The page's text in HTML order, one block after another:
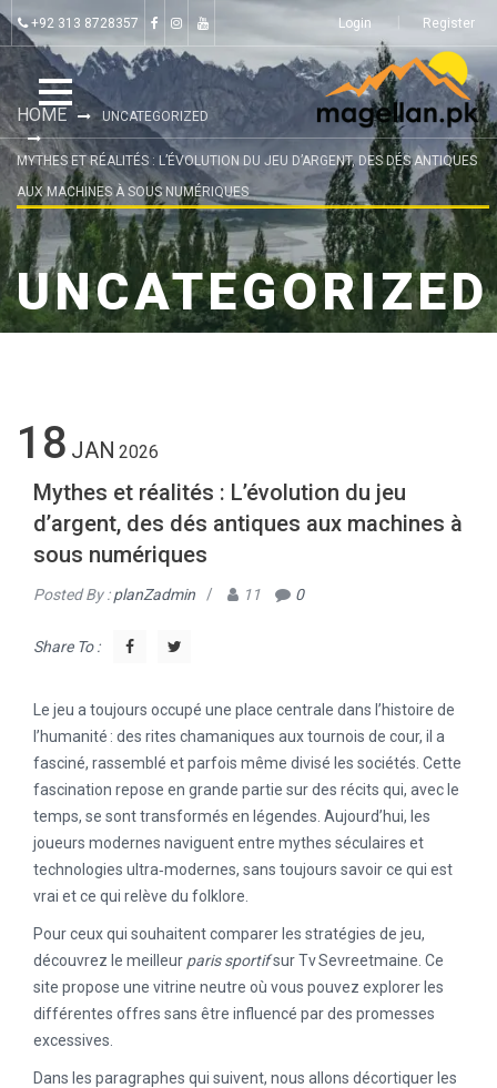
+92 313 8728357 Login Register
HOME UNCATEGORIZED
MYTHES ET RÉALITÉS : L’ÉVOLUTION DU JEU D’ARGENT, DES DÉS ANTIQUES
AUX MACHINES À SOUS NUMÉRIQUES
UNCATEGORIZED
18 JAN 2026
Mythes et réalités : L’évolution du jeu
d’argent, des dés antiques aux machines à
sous numériques
Posted By :planZadmin / 11 0
Share To :
Le jeu a toujours occupé une place centrale dans l’histoire de
l’humanité : des rites chamaniques aux tournois de cour, il a
fasciné, rassemblé et parfois même divisé les sociétés. Cette
fascination repose en grande partie sur des récits qui, avec le
temps, se sont transformés en légendes. Aujourd’hui, les
joueurs modernes naviguent entre mythes séculaires et
technologies ultra‑modernes, sans toujours savoir ce qui est
vrai et ce qui relève du folklore.
Pour ceux qui souhaitent comparer les stratégies de jeu,
découvrez le meilleur paris sportifsur Tv Sevreetmaine. Ce
site propose une vitrine neutre où vous pouvez explorer les
différentes offres sans être influencé par des promesses
excessives.
Dans les paragraphes qui suivent, nous allons décortiquer les